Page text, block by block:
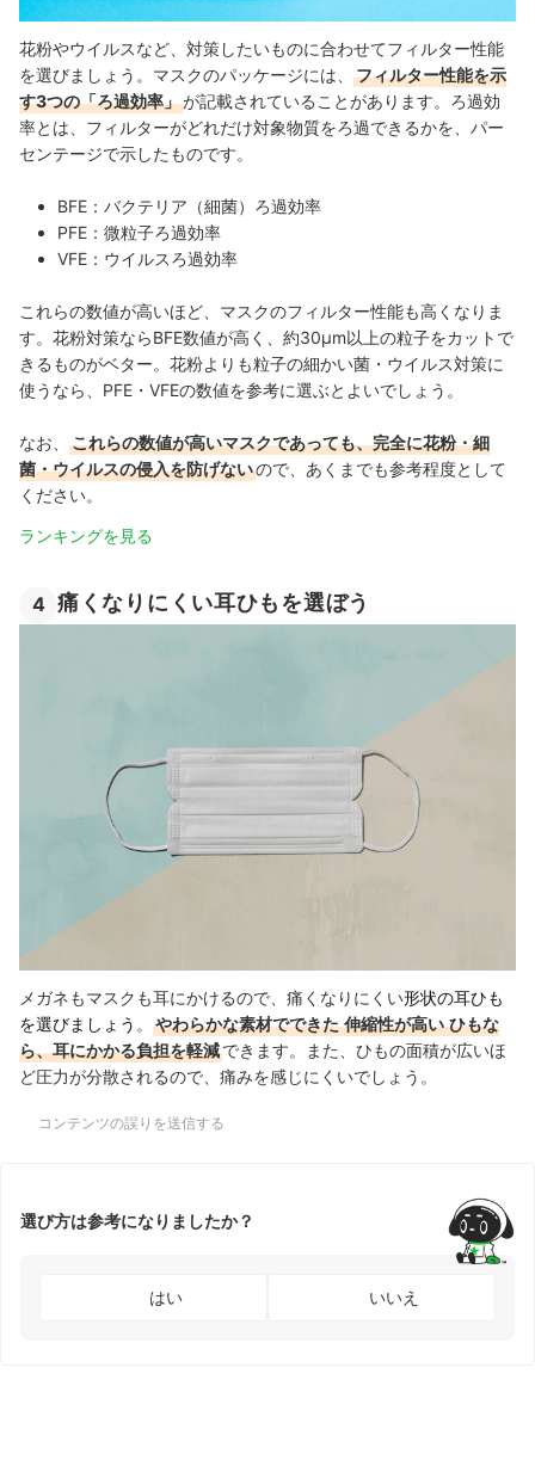
花粉やウイルスなど、対策したいものに合わせてフィルター性能
を選びましょう。マスクのパッケージには、
フィルター性能を示
す3つの「ろ過効率」が記載されていることがあります。ろ過効
率とは、フィルターがどれだけ対象物質をろ過できるかを、パー
センテージで示したものです。
BFE：バクテリア（細菌）ろ過効率
PFE：微粒子ろ過効率
VFE：ウイルスろ過効率
これらの数値が高いほど、マスクのフィルター性能も高くなりま
す。花粉対策ならBFE数値が高く、約30μm以上の粒子をカットで
きるものがベター。花粉よりも粒子の細かい菌・ウイルス対策に
使うなら、PFE・VFEの数値を参考に選ぶとよいでしょう。
なお、
これらの数値が高いマスクであっても、完全に花粉・細
菌・ウイルスの侵入を防げないので、あくまでも参考程度として
ください。
ランキングを見る
4 痛くなりにくい耳ひもを選ぼう
メガネもマスクも耳にかけるので、痛くなりにくい形状の耳ひも
を選びましょう 。 やわらかな素材でできた 伸縮性が高い ひもな
ら、耳にかかる負担を軽減できます。また、ひもの面積が広いほ
ど圧力が分散されるので、痛みを感じにくいでしょう。
コンテンツの誤りを送信する
選び方は参考になりましたか？
はい いいえ